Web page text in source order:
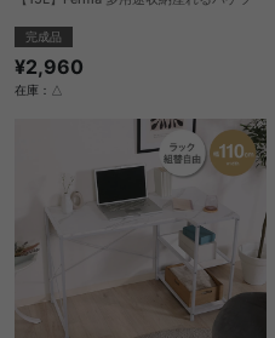
完成品
¥2,960
在庫：△